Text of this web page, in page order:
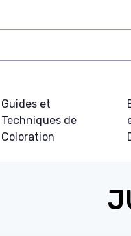
Guides et
Techniques de
Coloration